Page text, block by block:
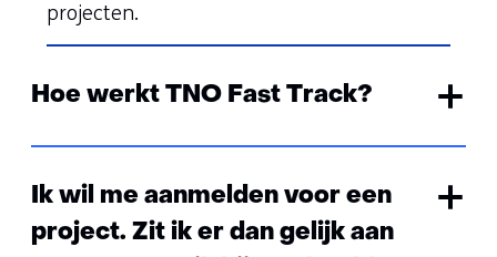
projecten.
Hoe werkt TNO Fast Track?
Ik wil me aanmelden voor een
project. Zit ik er dan gelijk aan